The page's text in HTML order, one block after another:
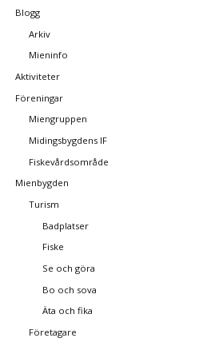
Blogg
Arkiv
Mieninfo
Aktiviteter
Föreningar
Miengruppen
Midingsbygdens IF
Fiskevårdsområde
Mienbygden
Turism
Badplatser
Fiske
Se och göra
Bo och sova
Äta och fika
Företagare